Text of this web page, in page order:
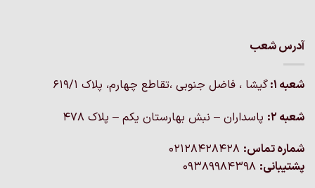
آدرس شعب
شعبه 1:
گيشا ، فاضل جنوبی ،تقاطع چهارم، پلاک 619/1
شعبه 2:
پاسداران – نبش بهارستان یکم – پلاک ۴۷۸
شماره تماس:
پشتیبانی: